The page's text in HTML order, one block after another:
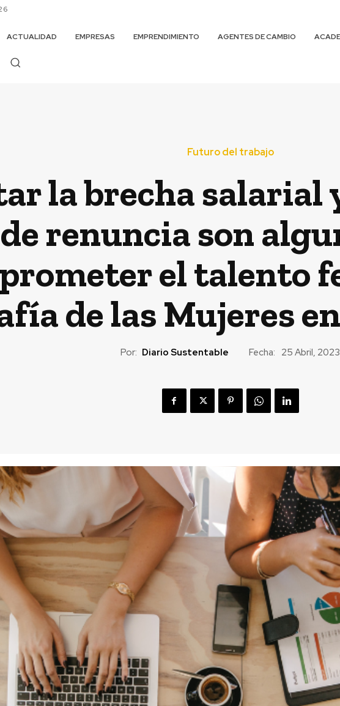
ACTUALIDAD EMPRESAS EMPRENDIMIENTO AGENTES DE CAMBIO
Futuro del trabajo
la brecha salarial
renuncia son
el talento
de las Mujeres
Por: Diario Sustentable Fecha: 25 Abril, 2023